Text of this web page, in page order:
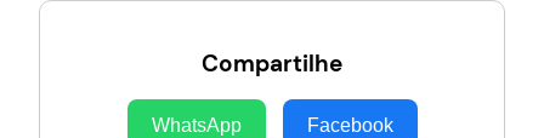
Compartilhe
WhatsApp Facebook